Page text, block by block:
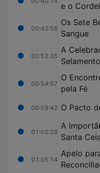
e o
00:43:56
Os Sete
Sangue
00:52:35
A
00:54:57
O
pela Fé
00:59:42 O Pacto
01:02:28
A
Santa
01:05:14
Apelo